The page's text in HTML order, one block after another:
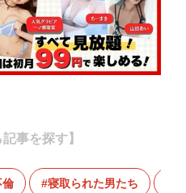
事を探す】
倫 寝取られた男たち